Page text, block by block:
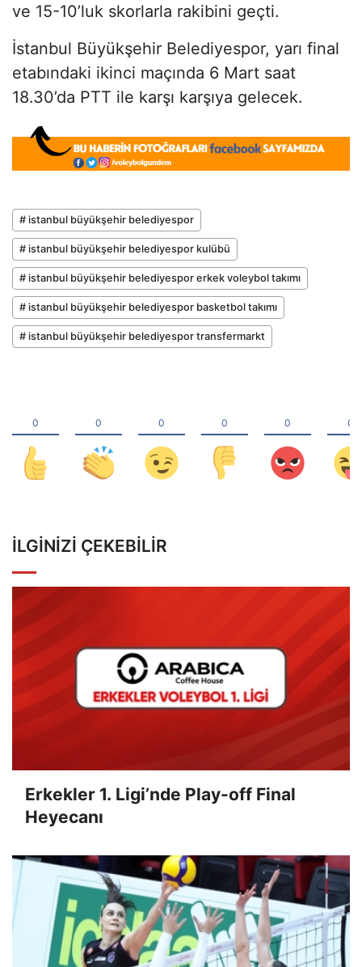
ve 15-10’luk skorlarla rakibini geçti.
İstanbul Büyükşehir Belediyespor, yarı final
etabındaki ikinci maçında 6 Mart saat
18.30’da PTT ile karşı karşıya gelecek.
# istanbul büyükşehir belediyespor
# istanbul büyükşehir belediyespor kulübü
# istanbul büyükşehir belediyespor erkek voleybol takımı
# istanbul büyükşehir belediyespor basketbol takımı
# istanbul büyükşehir belediyespor transfermarkt
İLGINIZI ÇEKEBILIR
Erkekler 1. Ligi’nde Play-off Final
Heyecanı